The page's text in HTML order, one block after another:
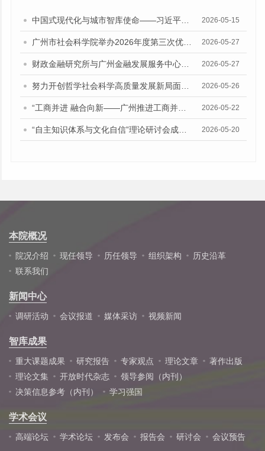
中国式现代化与城市智库使命——习近平总书记“5·17”重要讲话发表十周年专题研讨会召开 2026-05-15
广州市社会科学院举办2026年度第三次优秀成果经验交流会 2026-05-27
财政金融研究所与广州金融发展服务中心座谈交流 2026-05-27
努力开创哲学社会科学高质量发展新局面——院中心组召开习近平总书记“5·17”重要讲话精神专题学习会 2026-05-26
“工商并进 融合向新——广州推进工商并举、两业融合招商引资专题研讨会”在广州市社会科学院召开 2026-05-22
“自主知识体系与文化自信”理论研讨会成功举办 2026-05-20
本院概况
院况介绍 现任领导 历任领导 组织架构
历史沿革
联系我们
新闻中心
调研活动 会议报道 媒体采访 视频新闻
智库成果
重大课题成果 研究报告 专家观点 理论文章
著作出版
理论文集
开放时代杂志
领导参阅（内刊）
决策信息参考（内刊）
学习强国
学术会议
高端论坛 学术论坛 发布会 报告会 研讨会 会议预告